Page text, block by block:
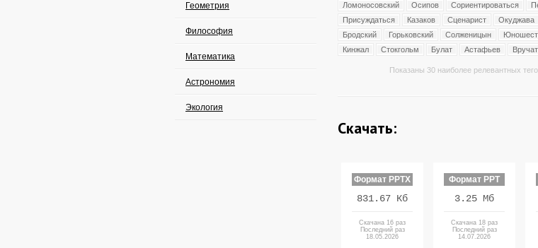
Геометрия
Философия
Математика
Астрономия
Экология
Ломоносовский
Осипов Сориентироваться
Присуждаться
Казаков Сценарист Окуджава
Бродский
Горьковский Солженицын
Кинжал
Стокгольм Булат Астафьев
Показаны 30 наиболее релевантных
Скачать:
Формат PPTX
831.67 Кб
Скачана 16 раз
Последний раз
18.05.2026
Формат PPT
3.25 Мб
Скачана 18 раз
Последний раз
14.07.2026